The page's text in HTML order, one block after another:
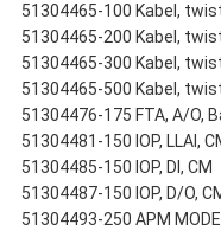
51304465-100 Kabel,
51304465-200 Kabel,
51304465-300 Kabel,
51304465-500 Kabel,
51304476-175 FTA, A/O,
51304481-150 IOP, LLAI,
51304485-150 IOP, DI, CM
51304487-150 IOP, D/O,
51304493-250 APM